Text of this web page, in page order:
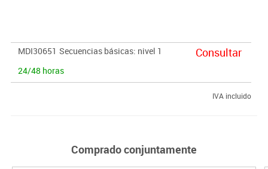
MDI30651 Secuencias básicas: nivel 1
24/48 horas
Consultar
IVA incluido
Comprado conjuntamente